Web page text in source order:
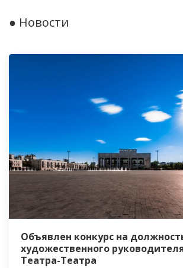
● Новости
Объявлен конкурс на
художественного
Театра-Театра